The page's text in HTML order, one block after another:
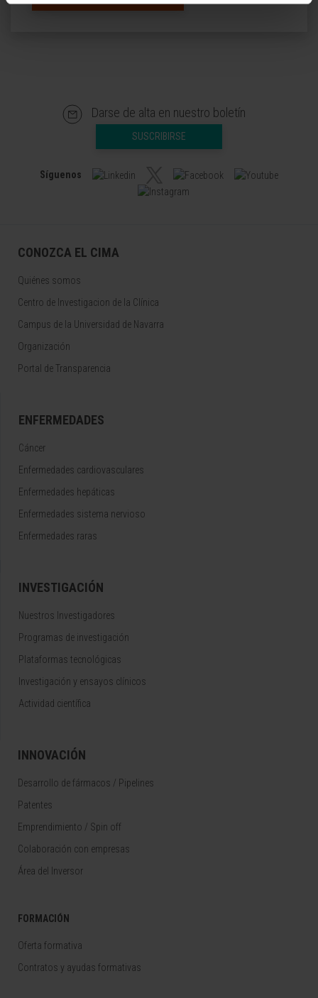
Darse de alta en nuestro boletín
SUSCRIBIRSE
Síguenos
CONOZCA EL CIMA
Quiénes somos
Centro de Investigacion de la Clínica
Campus de la Universidad de Navarra
Organización
Portal de Transparencia
ENFERMEDADES
Cáncer
Enfermedades cardiovasculares
Enfermedades hepáticas
Enfermedades sistema nervioso
Enfermedades raras
INVESTIGACIÓN
Nuestros Investigadores
Programas de investigación
Plataformas tecnológicas
Investigación y ensayos clínicos
Actividad científica
INNOVACIÓN
Desarrollo de fármacos / Pipelines
Patentes
Emprendimiento / Spin off
Colaboración con empresas
Área del Inversor
FORMACIÓN
Oferta formativa
Contratos y ayudas formativas